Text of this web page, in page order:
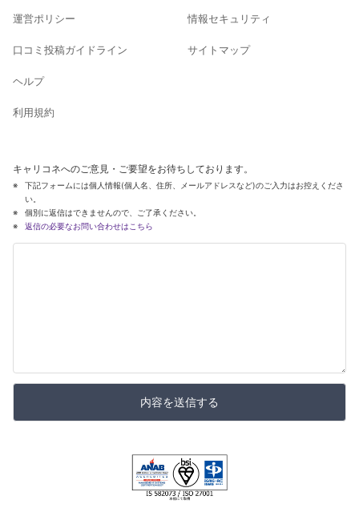
運営ポリシー
口コミ投稿ガイドライン
ヘルプ
利用規約
情報セキュリティ
サイトマップ
キャリコネへのご意見・ご要望をお待ちしております。
下記フォームには個人情報(個人名、住所、メールアドレスなど)のご入力はお控えくださ
い。
個別に返信はできませんので、ご了承ください。
返信の必要なお問い合わせはこちら
内容を送信する